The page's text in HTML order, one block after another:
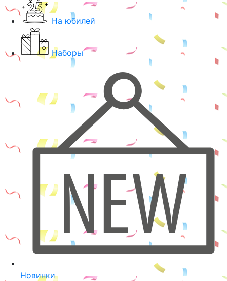
На юбилей
Наборы
Новинки